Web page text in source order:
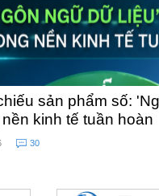
sản phẩm số:
kinh tế tuần hoàn
30